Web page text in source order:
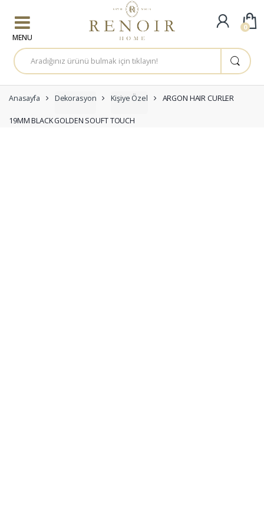
A
r
a
a
:
Anasayfa Dekorasyon Kişiye Özel ARGON HAIR CURLER
19MM BLACK GOLDEN SOUFT TOUCH
0